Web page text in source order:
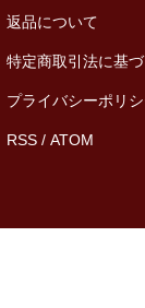
返品について
特定商取引法に基
プライバシーポリ
RSS/ ATOM